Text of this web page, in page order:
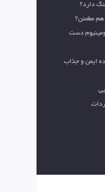
دارد؟
هم مطمئن؟
دست
ایمن و جذاب